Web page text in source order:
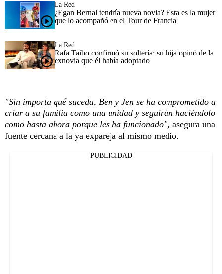
La Red
¿Egan Bernal tendría nueva novia? Esta es la mujer
que lo acompañó en el Tour de Francia
La Red
Rafa Taibo confirmó su soltería: su hija opinó de la
exnovia que él había adoptado
"Sin importa qué suceda, Ben y Jen se ha comprometido a
criar a su familia como una unidad y seguirán haciéndolo
como hasta ahora porque les ha funcionado", asegura una
fuente cercana a la ya expareja al mismo medio.
PUBLICIDAD